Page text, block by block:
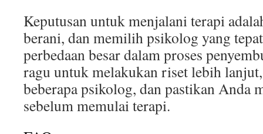
Keputusan untuk menjalani terapi
berani, dan memilih psikolog yang
perbedaan besar dalam proses
ragu untuk melakukan riset lebih
beberapa psikolog, dan pastikan Anda
sebelum memulai terapi.